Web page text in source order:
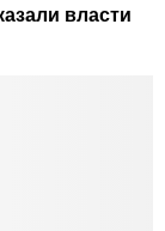
власти